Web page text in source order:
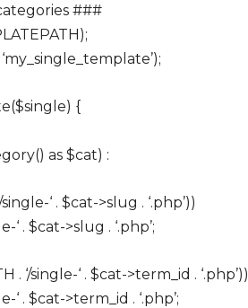
###
{
as $cat) :
‘ . $cat->slug . ‘.php’))
‘ . $cat->slug . ‘.php’;
. ‘/single-‘ . $cat->term_id . ‘.php’))
‘ . $cat->term_id . ‘.php’;